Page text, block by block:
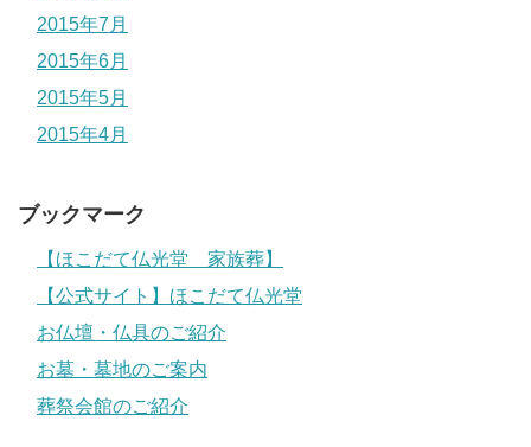
2015年7月
2015年6月
2015年5月
2015年4月
ブックマーク
【ほこだて仏光堂 家族葬】
【公式サイト】ほこだて仏光堂
お仏壇・仏具のご紹介
お墓・墓地のご案内
葬祭会館のご紹介